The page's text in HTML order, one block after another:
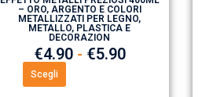
– ORO, ARGENTO E COLORI
METALLIZZATI PER LEGNO,
METALLO, PLASTICA E
DECORAZION
€4.90 - €5.90
Scegli